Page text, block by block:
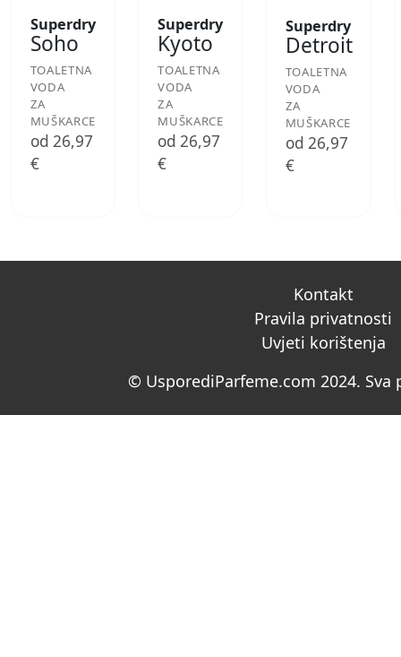
Superdry
Soho
TOALETNA
VODA
ZA
MUŠKARCE
od 26,97
€
Superdry
Kyoto
TOALETNA
VODA
ZA
MUŠKARCE
od 26,97
€
Superdry
Detroit
TOALETNA
VODA
ZA
MUŠKARCE
od 26,97
€
Kontakt
Pravila privatnosti
Uvjeti korištenja
© UsporediParfeme.com 2024. Sva